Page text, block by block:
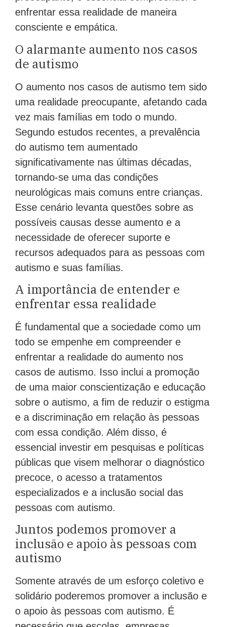
enfrentar essa realidade de maneira
consciente e empática.
O alarmante aumento nos casos
de autismo
O aumento nos casos de autismo tem sido
uma realidade preocupante, afetando cada
vez mais famílias em todo o mundo.
Segundo estudos recentes, a prevalência
do autismo tem aumentado
significativamente nas últimas décadas,
tornando-se uma das condições
neurológicas mais comuns entre crianças.
Esse cenário levanta questões sobre as
possíveis causas desse aumento e a
necessidade de oferecer suporte e
recursos adequados para as pessoas com
autismo e suas famílias.
A importância de entender e
enfrentar essa realidade
É fundamental que a sociedade como um
todo se empenhe em compreender e
enfrentar a realidade do aumento nos
casos de autismo. Isso inclui a promoção
de uma maior conscientização e educação
sobre o autismo, a fim de reduzir o estigma
e a discriminação em relação às pessoas
com essa condição. Além disso, é
essencial investir em pesquisas e políticas
públicas que visem melhorar o diagnóstico
precoce, o acesso a tratamentos
especializados e a inclusão social das
pessoas com autismo.
Juntos podemos promover a
inclusão e apoio às pessoas com
autismo
Somente através de um esforço coletivo e
solidário poderemos promover a inclusão e
o apoio às pessoas com autismo. É